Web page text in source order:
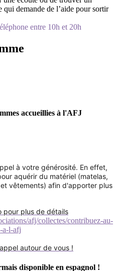
demande de l’aide pour sortir
entre 10h et 20h
accueillies à l'AFJ
à votre générosité. En effet,
aquérir du matériel (matelas,
vêtements) afin d'apporter plus
pour plus de détails
afj/collectes/contribuez-au-
a-l-afj
autour de vous !
disponible en espagnol !